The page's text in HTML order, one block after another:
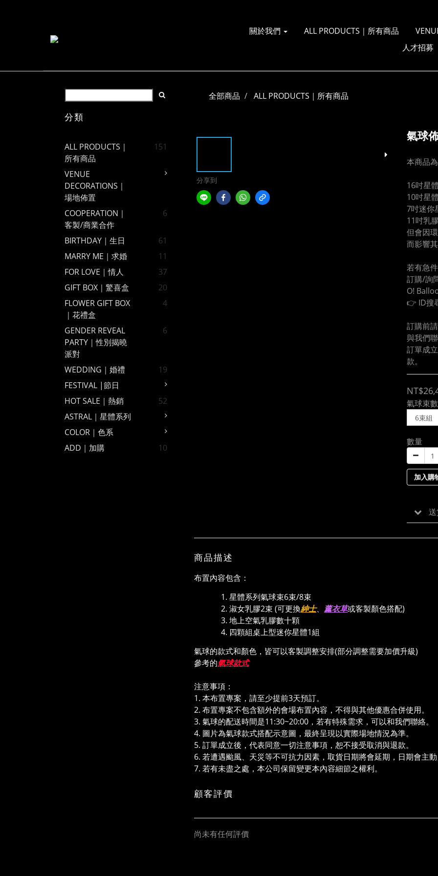
關於我們 ALL PRODUCTS｜所有商品
人才招募
分類
ALL PRODUCTS｜
所有商品
151
VENUE
DECORATIONS｜
場地佈置
COOPERATION｜
客製/商業合作
6
BIRTHDAY｜生日
61
MARRY ME｜求婚
11
FOR LOVE｜情人
37
GIFT BOX｜驚喜盒
20
FLOWER GIFT BOX
｜花禮盒
4
GENDER REVEAL
PARTY｜性別揭曉
派對
6
WEDDING｜婚禮
19
FESTIVAL |節日
HOT SALE｜熱銷
52
ASTRAL｜星體系列
COLOR｜色系
ADD｜加購
10
全部商品 ALL PRODUCTS｜所有商品
分享到
氣球
本商品
16吋星
10吋星
7吋迷你
11吋乳
但會因
而影響
若有急
訂購/詢
O!
👉 ID搜
訂購前
與我們聯
訂單成
款。
氣球束
數量
加入購
商品描述
布置內容包含：
星體系列氣球束6束/8束
淑⼥乳膠2束 (可更換紳士、 薰衣草或客製顏色搭配)
地上空氣乳膠數⼗顆
四顆組桌上型迷你星體1組
氣球的款式和顏色，皆可以客製調整安排(部分調整需要加價升級)
參考的氣球款式
注意事項：
1. 本布置專案，請至少提前3天預訂。
2. 布置專案不包含額外的會場布置內容，不得與其他優惠合併使用。
3. 氣球的配送時間是11:30~20:00，若有特殊需求，可以和我們聯絡。
4. 圖片為氣球款式搭配⽰意圖，最終呈現以實際場地情況為準。
5. 訂單成立後，代表同意一切注意事項，恕不接受取消與退款。
6. 若遭遇颱風、天災等不可抗力因素，取貨日期將會延期，日期會主動
7. 若有未盡之處，本公司保留變更本內容細節之權利。
顧客評價
尚未有任何評價